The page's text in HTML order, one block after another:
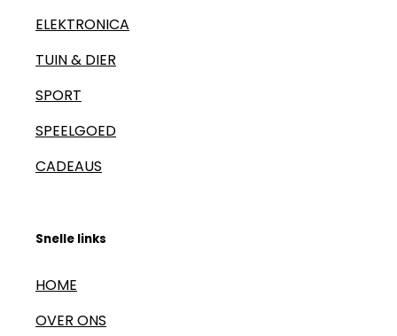
ELEKTRONICA
TUIN & DIER
SPORT
SPEELGOED
CADEAUS
Snelle links
HOME
OVER ONS